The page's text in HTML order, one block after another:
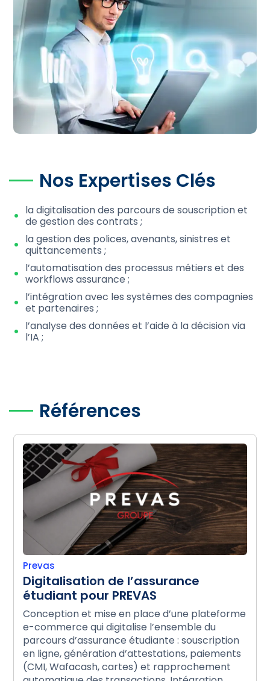
Nos Expertises Clés
la digitalisation des parcours de souscription et
de gestion des contrats ;
la gestion des polices, avenants, sinistres et
quittancements ;
l’automatisation des processus métiers et des
workflows assurance ;
l’intégration avec les systèmes des compagnies
et partenaires ;
l’analyse des données et l’aide à la décision via
l’IA ;
Références
Prevas
Digitalisation de l’assurance
étudiant pour PREVAS
Conception et mise en place d’une plateforme
e-commerce qui digitalise l’ensemble du
parcours d’assurance étudiante : souscription
en ligne, génération d’attestations, paiements
(CMI, Wafacash, cartes) et rapprochement